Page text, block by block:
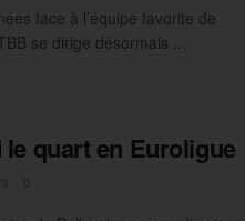
face à l’équipe favorite de
se dirige désormais ...
quart en Euroligue